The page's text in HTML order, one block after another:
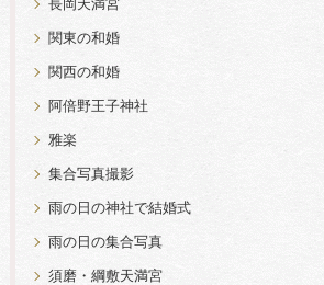
長岡天満宮
関東の和婚
関西の和婚
阿倍野王子神社
雅楽
集合写真撮影
雨の日の神社で結婚式
雨の日の集合写真
須磨・綱敷天満宮